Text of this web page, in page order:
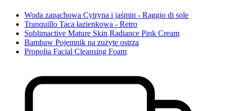
Woda zapachowa Cytryna i jaśmin - Raggio di sole
Tranquillo Taca łazienkowa - Retro
Sublimactive Mature Skin Radiance Pink Cream
Bambaw Pojemnik na zużyte ostrza
Propolia Facial Cleansing Foam